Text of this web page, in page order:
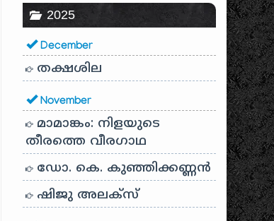
2025
December
തക്ഷശില
November
മാമാങ്കം: നിളയുടെ
തീരത്തെ വീരഗാഥ
ഡോ. കെ. കുഞ്ഞിക്കണ്ണൻ
ഷിജു അലക്സ്